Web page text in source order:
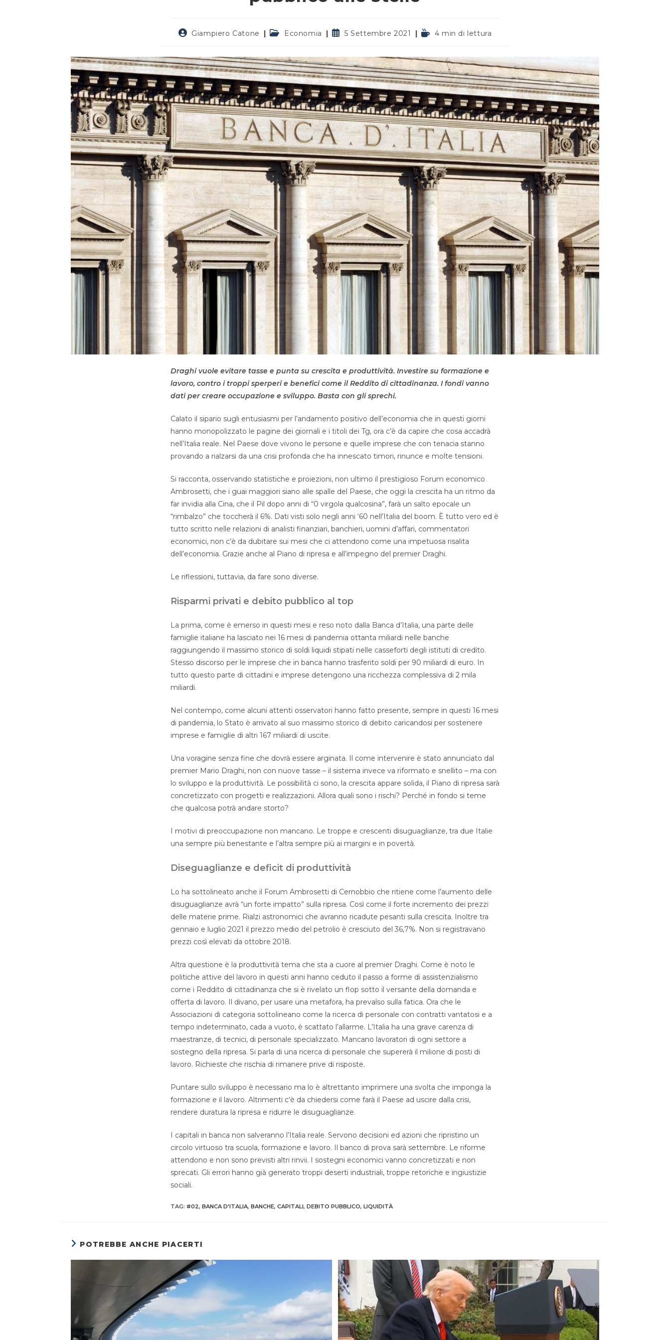
AutoreGiampiero Catone
Categoria
Economia
Articolo
5 Settembre 2021
Tempo4 min di lettura
Draghi vuole evitare tasse e punta su crescita e produttività. Investire su formazione e
lavoro, contro i troppi sperperi e benefici come il Reddito di cittadinanza. I fondi vanno
dati per creare occupazione e sviluppo. Basta con gli sprechi.
Calato il sipario sugli entusiasmi per l’andamento positivo dell’economia che in questi giorni
hanno monopolizzato le pagine dei giornali e i titoli dei Tg, ora c’è da capire che cosa accadrà
nell’Italia reale. Nel Paese dove vivono le persone e quelle imprese che con tenacia stanno
provando a rialzarsi da una crisi profonda che ha innescato timori, rinunce e molte tensioni.
Si racconta, osservando statistiche e proiezioni, non ultimo il prestigioso Forum economico
Ambrosetti, che i guai maggiori siano alle spalle del Paese, che oggi la crescita ha un ritmo da
far invidia alla Cina, che il Pil dopo anni di “0 virgola qualcosina”, farà un salto epocale un
“rimbalzo” che toccherà il 6%. Dati visti solo negli anni ‘60 nell’Italia del boom. È tutto vero ed è
tutto scritto nelle relazioni di analisti finanziari, banchieri, uomini d’affari, commentatori
economici, non c’è da dubitare sui mesi che ci attendono come una impetuosa risalita
dell’economia. Grazie anche al Piano di ripresa e all’impegno del premier Draghi.
Le riflessioni, tuttavia, da fare sono diverse.
Risparmi privati e debito pubblico al top
La prima, come è emerso in questi mesi e reso noto dalla Banca d’Italia, una parte delle
famiglie italiane ha lasciato nei 16 mesi di pandemia ottanta miliardi nelle banche
raggiungendo il massimo storico di soldi liquidi stipati nelle casseforti degli istituti di credito.
Stesso discorso per le imprese che in banca hanno trasferito soldi per 90 miliardi di euro. In
tutto questo parte di cittadini e imprese detengono una ricchezza complessiva di 2 mila
miliardi.
Nel contempo, come alcuni attenti osservatori hanno fatto presente, sempre in questi 16 mesi
di pandemia, lo Stato è arrivato al suo massimo storico di debito caricandosi per sostenere
imprese e famiglie di altri 167 miliardi di uscite.
Una voragine senza fine che dovrà essere arginata. Il come intervenire è stato annunciato dal
premier Mario Draghi, non con nuove tasse – il sistema invece va riformato e snellito – ma con
lo sviluppo e la produttività. Le possibilità ci sono, la crescita appare solida, il Piano di ripresa sarà
concretizzato con progetti e realizzazioni. Allora quali sono i rischi? Perché in fondo si teme
che qualcosa potrà andare storto?
I motivi di preoccupazione non mancano. Le troppe e crescenti disuguaglianze, tra due Italie
una sempre più benestante e l’altra sempre più ai margini e in povertà.
Diseguaglianze e deficit di produttività
Lo ha sottolineato anche il Forum Ambrosetti di Cernobbio che ritiene come l’aumento delle
disuguaglianze avrà “un forte impatto” sulla ripresa. Così come il forte incremento dei prezzi
delle materie prime. Rialzi astronomici che avranno ricadute pesanti sulla crescita. Inoltre tra
gennaio e luglio 2021 il prezzo medio del petrolio è cresciuto del 36,7%. Non si registravano
prezzi così elevati da ottobre 2018.
Altra questione è la produttività tema che sta a cuore al premier Draghi. Come è noto le
politiche attive del lavoro in questi anni hanno ceduto il passo a forme di assistenzialismo
come i Reddito di cittadinanza che si è rivelato un flop sotto il versante della domanda e
offerta di lavoro. Il divano, per usare una metafora, ha prevalso sulla fatica. Ora che le
Associazioni di categoria sottolineano come la ricerca di personale con contratti vantatosi e a
tempo indeterminato, cada a vuoto, è scattato l’allarme. L’Italia ha una grave carenza di
maestranze, di tecnici, di personale specializzato. Mancano lavoratori di ogni settore a
sostegno della ripresa. Si parla di una ricerca di personale che supererà il milione di posti di
lavoro. Richieste che rischia di rimanere prive di risposte.
Puntare sullo sviluppo è necessario ma lo è altrettanto imprimere una svolta che imponga la
formazione e il lavoro. Altrimenti c’è da chiedersi come farà il Paese ad uscire dalla crisi,
rendere duratura la ripresa e ridurre le disuguaglianze.
I capitali in banca non salveranno l’Italia reale. Servono decisioni ed azioni che ripristino un
circolo virtuoso tra scuola, formazione e lavoro. Il banco di prova sarà settembre. Le riforme
attendono e non sono previsti altri rinvii. I sostegni economici vanno concretizzati e non
sprecati. Gli errori hanno già generato troppi deserti industriali, troppe retoriche e ingiustizie
sociali.
TAG: #02, BANCA D'ITALIA, BANCHE, CAPITALI, DEBITO PUBBLICO, LIQUIDITÀ
POTREBBE ANCHE PIACERTI